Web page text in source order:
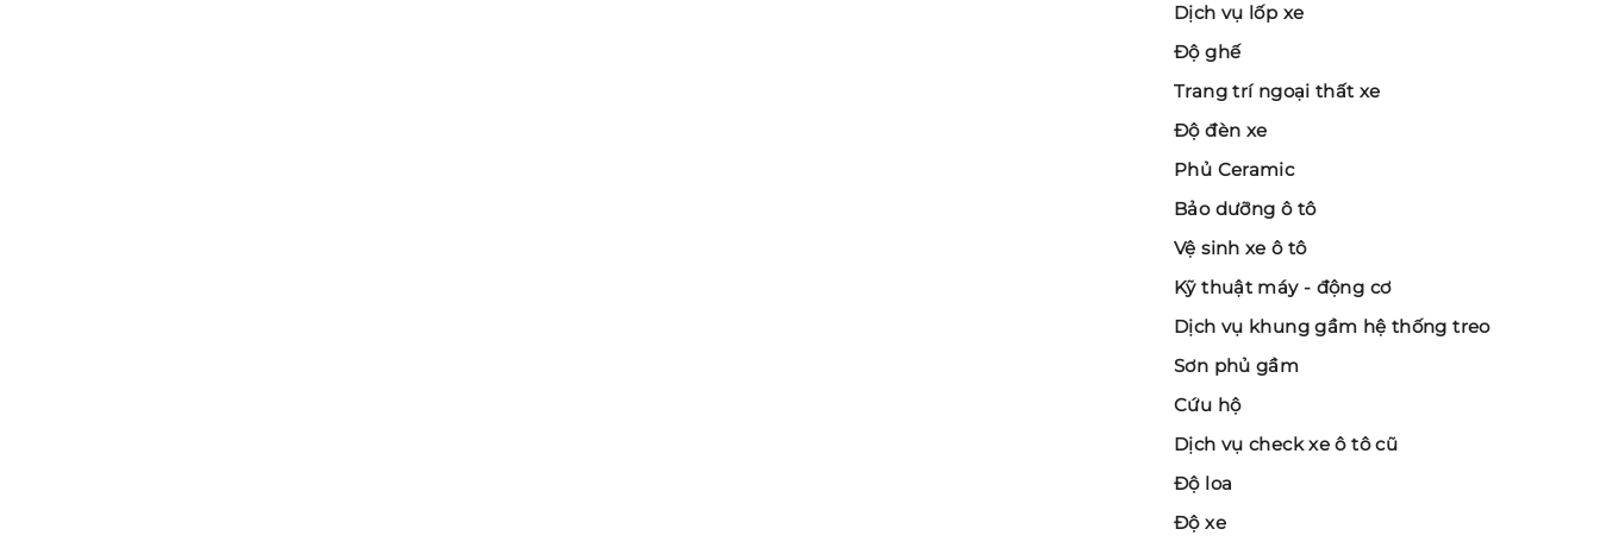
Dịch vụ lốp xe
Độ ghế
Trang trí ngoại thất xe
Độ đèn xe
Phủ Ceramic
Bảo dưỡng ô tô
Vệ sinh xe ô tô
Kỹ thuật máy - động cơ
Dịch vụ khung gầm hệ thống treo
Sơn phủ gầm
Cứu hộ
Dịch vụ check xe ô tô cũ
Độ loa
Độ xe